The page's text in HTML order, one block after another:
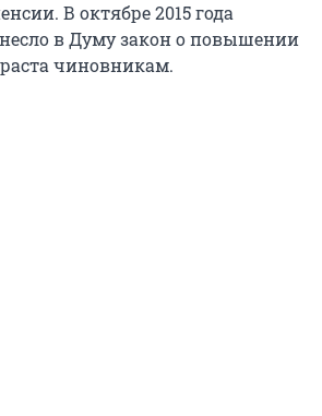
В октябре 2015 года
в Думу закон о повышении
чиновникам.